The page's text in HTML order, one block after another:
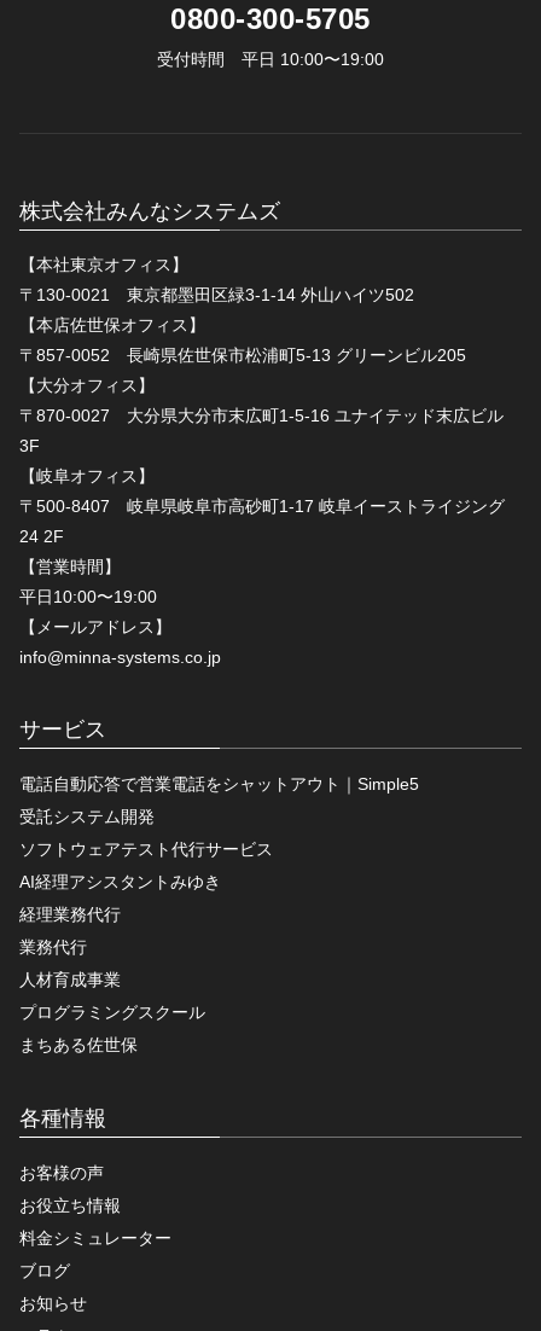
0800-300-5705
受付時間 平日 10:00〜19:00
株式会社みんなシステムズ
【本社東京オフィス】
〒130-0021 東京都墨田区緑3-1-14 外山ハイツ502
【本店佐世保オフィス】
〒857-0052 長崎県佐世保市松浦町5-13 グリーンビル205
【大分オフィス】
〒870-0027 大分県大分市末広町1-5-16 ユナイテッド末広ビル
3F
【岐阜オフィス】
〒500-8407 岐阜県岐阜市高砂町1-17 岐阜イーストライジング
24 2F
【営業時間】
平日10:00〜19:00
【メールアドレス】
info@minna-systems.co.jp
サービス
電話自動応答で営業電話をシャットアウト｜Simple5
受託システム開発
ソフトウェアテスト代行サービス
AI経理アシスタントみゆき
経理業務代行
業務代行
人材育成事業
プログラミングスクール
まちある佐世保
各種情報
お客様の声
お役立ち情報
料金シミュレーター
ブログ
お知らせ